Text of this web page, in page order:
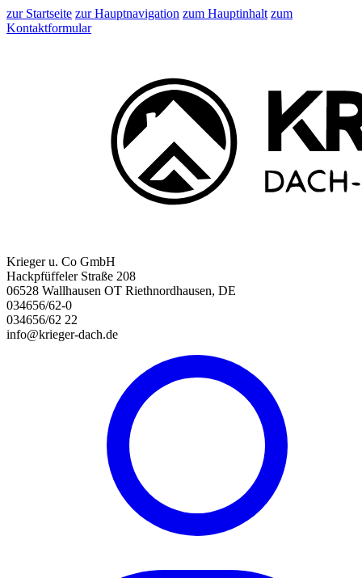
zur Startseite zur Hauptnavigation zum Hauptinhalt zum
Kontaktformular
Krieger u. Co GmbH
Hackpfüffeler Straße 208
06528 Wallhausen OT Riethnordhausen, DE
034656/62-0
034656/62 22
info@krieger-dach.de